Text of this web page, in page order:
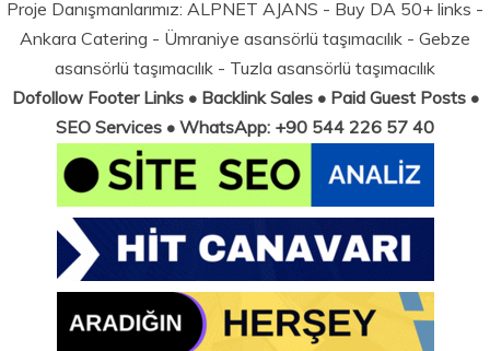
Proje Danışmanlarımız: ALPNET AJANS - Buy DA 50+ links -
Ankara Catering - Ümraniye asansörlü taşımacılık - Gebze
asansörlü taşımacılık - Tuzla asansörlü taşımacılık
Dofollow Footer Links • Backlink Sales • Paid Guest Posts •
SEO Services • WhatsApp: +90 544 226 57 40